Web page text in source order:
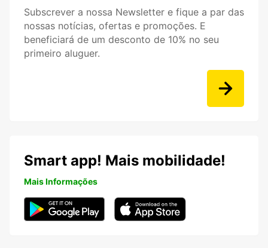
Subscrever a nossa Newsletter e fique a par das
nossas notícias, ofertas e promoções. E
beneficiará de um desconto de 10% no seu
primeiro aluguer.
Smart app! Mais mobilidade!
Mais Informações